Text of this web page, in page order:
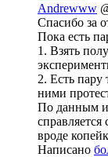
Andrewww
Спасибо за
Пока есть
1. Взять
2. Есть пару
ними
По данным
справляется
вроде
Написано